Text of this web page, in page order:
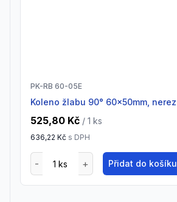
PK-RB 60-05E
Koleno žlabu 90° 60x50mm, nerez
525,80 Kč / 1 ks
636,22 Kč s DPH
Přidat do košíku